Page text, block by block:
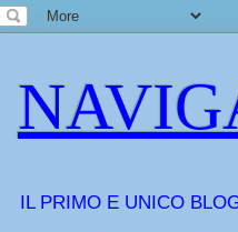
IL PRIMO E UNICO